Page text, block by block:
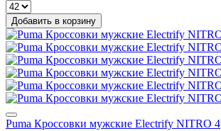
Добавить в корзину
Puma Кроссовки мужские Electrify NITRO 4